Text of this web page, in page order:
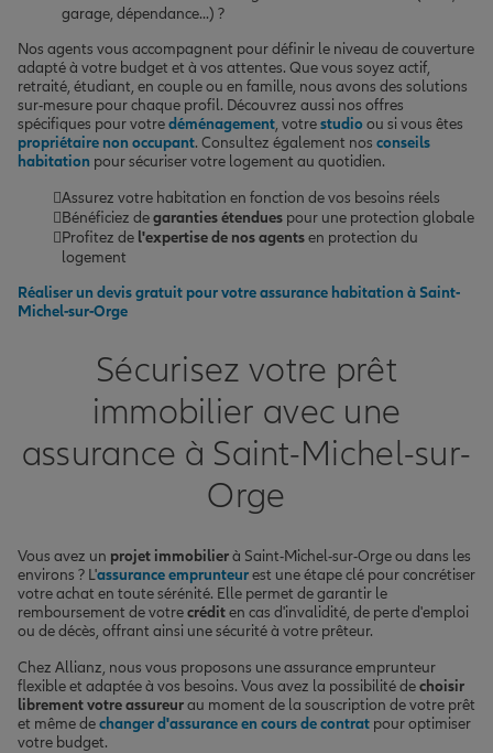
garage, dépendance...) ?
Nos agents vous accompagnent pour définir le niveau de couverture
adapté à votre budget et à vos attentes. Que vous soyez actif,
retraité, étudiant, en couple ou en famille, nous avons des solutions
sur-mesure pour chaque profil. Découvrez aussi nos offres
spécifiques pour votredéménagement, votrestudioou si vous êtes
propriétaire non occupant. Consultez également nos conseils
habitation pour sécuriser votre logement au quotidien.
Assurez votre habitation en fonction de vos besoins réels
Bénéficiez degaranties étendues pour une protection globale
Profitez de l'expertise de nos agentsen protection du
logement
Réaliser un devis gratuit pour votre assurance habitation à Saint-
Michel-sur-Orge
Sécurisez votre prêt
immobilier avec une
assurance à Saint-Michel-sur-
Orge
Vous avez un projet immobilierà Saint-Michel-sur-Orge ou dans les
environs ? L'assurance emprunteurest une étape clé pour concrétiser
votre achat en toute sérénité. Elle permet de garantir le
remboursement de votrecréditen cas d'invalidité, de perte d'emploi
ou de décès, offrant ainsi une sécurité à votre prêteur.
Chez Allianz, nous vous proposons une assurance emprunteur
flexible et adaptée à vos besoins. Vous avez la possibilité dechoisir
librement votre assureurau moment de la souscription de votre prêt
et même dechanger d'assurance en cours de contrat pour optimiser
votre budget.